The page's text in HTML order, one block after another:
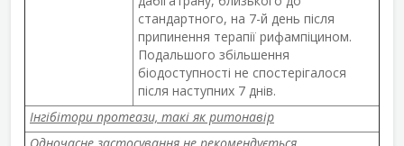
стандартного, на 7-й день після
припинення терапії рифампіцином.
Подальшого збільшення
біодоступності не спостерігалося
після наступних 7 днів.
Інгібітори протеази, такі як ритонавір